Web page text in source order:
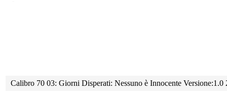
Calibro 70 03: Giorni Disperati: Nessuno è Innocente